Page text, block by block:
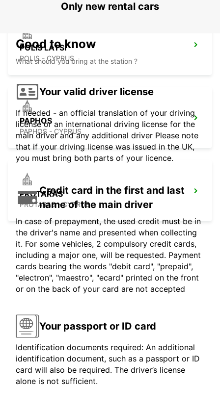
POLIS LATSI
POLIS - CYPRUS
PAPHOS
PAPHOS - CYPRUS
PROTARAS
PROTARAS - CYPRUS
Only new rental cars
Good to know
What should you bring at the station ?
Your valid driver license
If needed - an official translation of your driving
license or an international driving license for the
main driver and any additional driver Please note
that if your driving license was issued in the UK,
you must bring both parts of your licence.
Credit card in the first and last
name of the main driver
In case of prepayment, the used credit must be in
the driver's name and presented when collecting
it. For some vehicles, 2 compulsory credit cards,
including a major one, will be requested. Payment
cards bearing the words "debit card", "prepaid",
"electron", "maestro", "ecard" printed on the front
or on the back of your card are not accepted
Your passport or ID card
Identification documents required: An additional
identification document, such as a passport or ID
card will also be required. The driver’s license
alone is not sufficient.